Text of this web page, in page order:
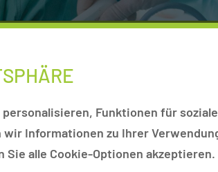
erwähnt.
Funktionen für
Informationen zu Ihrer
Sie alle Cookie-Optionen akzeptieren.